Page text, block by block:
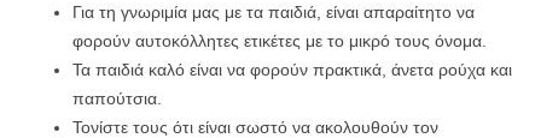
Για τη γνωριμία μας με τα παιδιά, είναι απαραίτητο να
φορούν αυτοκόλλητες ετικέτες με το μικρό τους όνομα.
Τα παιδιά καλό είναι να φορούν πρακτικά, άνετα ρούχα και
παπούτσια.
Τονίστε τους ότι είναι σωστό να ακολουθούν τον